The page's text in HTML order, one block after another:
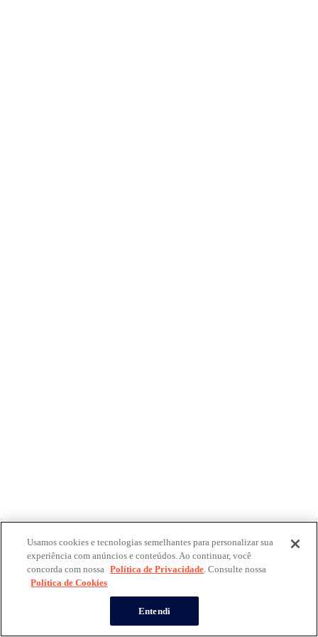
Usamos cookies e tecnologias semelhantes para personalizar sua
experiência com anúncios e conteúdos. Ao continuar, você
concorda com nossa Política de Privacidade. Consulte nossa
Política de Cookies
Entendi